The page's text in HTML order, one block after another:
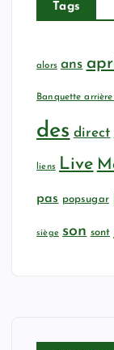
Tags
alors ans
Banquette
des direct
liens Live
pas popsugar
siège son sont